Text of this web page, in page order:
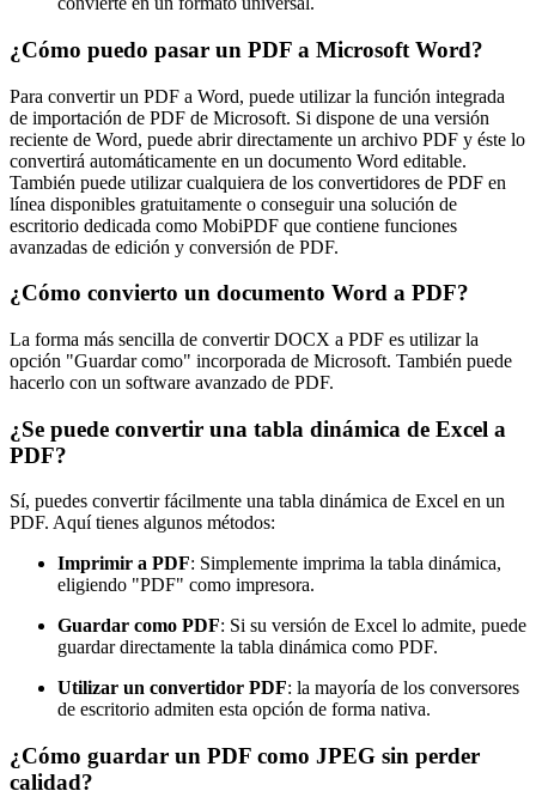
¿Cómo puedo pasar un PDF a Microsoft Word?
Para convertir un PDF a Word, puede utilizar la función integrada
de importación de PDF de Microsoft. Si dispone de una versión
reciente de Word, puede abrir directamente un archivo PDF y éste lo
convertirá automáticamente en un documento Word editable.
También puede utilizar cualquiera de los convertidores de PDF en
línea disponibles gratuitamente o conseguir una solución de
escritorio dedicada como MobiPDF que contiene funciones
avanzadas de edición y conversión de PDF.
¿Cómo convierto un documento Word a PDF?
La forma más sencilla de convertir DOCX a PDF es utilizar la
opción "Guardar como" incorporada de Microsoft. También puede
hacerlo con un software avanzado de PDF.
¿Se puede convertir una tabla dinámica de Excel a
PDF?
Sí, puedes convertir fácilmente una tabla dinámica de Excel en un
PDF. Aquí tienes algunos métodos:
Imprimir a PDF: Simplemente imprima la tabla dinámica,
eligiendo "PDF" como impresora.
Guardar como PDF: Si su versión de Excel lo admite, puede
guardar directamente la tabla dinámica como PDF.
Utilizar un convertidor PDF: la mayoría de los conversores
de escritorio admiten esta opción de forma nativa.
¿Cómo guardar un PDF como JPEG sin perder
calidad?